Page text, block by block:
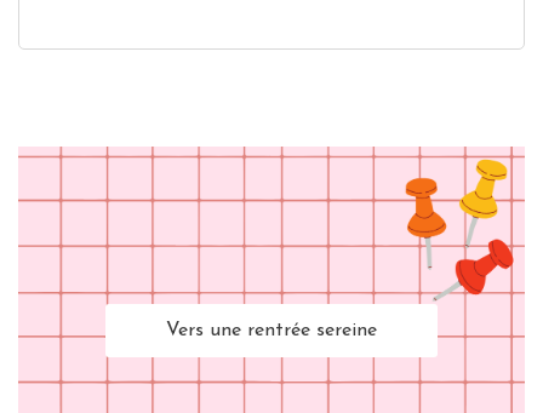
Vers une rentrée sereine